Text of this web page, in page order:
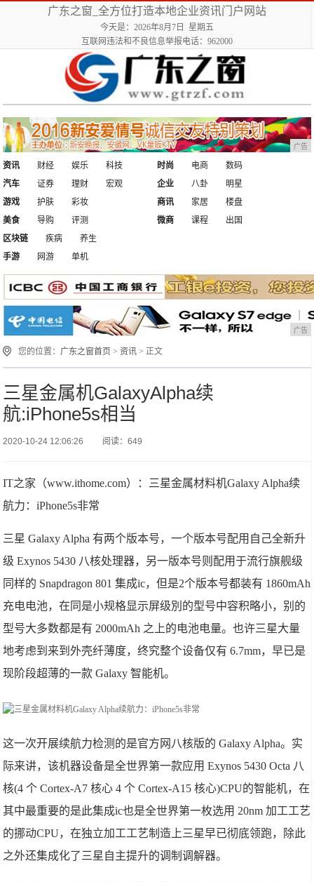
广东之窗_全方位打造本地企业资讯门户网站
今天是：2026年8月7日 星期五
互联网违法和不良信息举报电话：962000
广告
资讯 财经 娱乐
科技
汽车
证券 理财 宏观
时尚 电商
数码
企业
八卦
明星
游戏
护肤
彩妆
美食
导购 评测
商讯 家居
楼盘
微商
课程
出国
区块链
疾病
养生
手游
网游 单机
广告
您的位置： 广东之窗首页 >资讯 > 正文
三星金属机GalaxyAlpha续
航:iPhone5s相当
2020-10-24 12:06:26 阅读：649
IT之家（www.ithome.com）：三星金属材料机Galaxy Alpha续
航力：iPhone5s非常
三星 Galaxy Alpha 有两个版本号，一个版本号配用自己全新升
级 Exynos 5430 八核处理器，另一版本号则配用于流行旗舰级
同样的 Snapdragon 801 集成ic，但是2个版本号都装有 1860mAh
充电电池，在同是小规格显示屏级別的型号中容积略小，别的
型号大多数都是有 2000mAh 之上的电池电量。也许三星大量
地考虑到来到外壳纤薄度，终究整个设备仅有 6.7mm，早已是
现阶段超薄的一款 Galaxy 智能机。
这一次开展续航力检测的是官方网八核版的 Galaxy Alpha。实
际来讲，该机器设备是全世界第一款应用 Exynos 5430 Octa 八
核(4 个 Cortex-A7 核心 4 个 Cortex-A15 核心)CPU的智能机，在
其中最重要的是此集成ic也是全世界第一枚选用 20nm 加工工艺
的挪动CPU，在独立加工工艺制造上三星早已彻底领跑，除此
之外还集成化了三星自主提升的调制调解器。